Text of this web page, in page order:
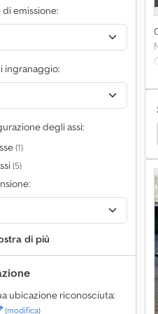
di emissione:
ingranaggio:
degli assi:
(1)
(5)
di più
ubicazione riconosciuta:
(modifica)
Di Macchine Edili